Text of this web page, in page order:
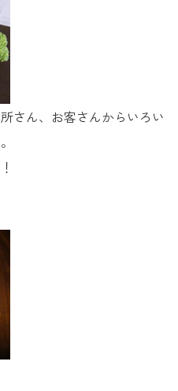
さん、お客さんからいろい